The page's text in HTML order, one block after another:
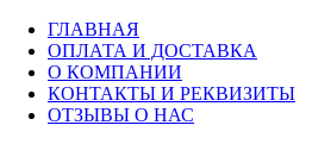
ГЛАВНАЯ
ОПЛАТА И ДОСТАВКА
О КОМПАНИИ
КОНТАКТЫ И РЕКВИЗИТЫ
ОТЗЫВЫ О НАС